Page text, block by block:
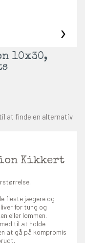
›
10x30,
at finde en alternativ
Kikkert
fleste jægere og
for tung og
eller lommen.
til at holde
at gå på kompromis